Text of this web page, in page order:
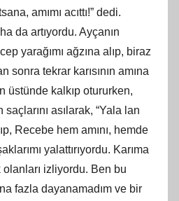
amımı acıttı!” dedi.
da artıyordu. Ayçanın
yarağımı ağzına alıp, biraz
sonra tekrar karısının amına
üstünde kalkıp otururken,
asılarak, “Yala lan
Recebe hem amını, hemde
yalattırıyordu. Karıma
olanları izliyordu. Ben bu
fazla dayanamadım ve bir